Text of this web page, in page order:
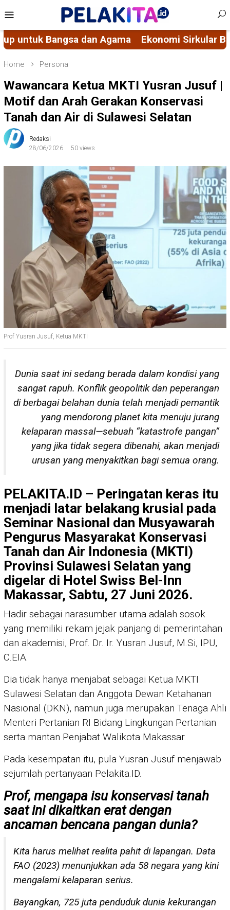
to
content
Menu
Ekonomi Sirkular Berbasis Nilai Spiritual,
Home Persona
Wawancara Ketua MKTI Yusran Jusuf |
Motif dan Arah Gerakan Konservasi
Tanah dan Air di Sulawesi Selatan
Redaksi
28/06/2026
50 views
Prof Yusran Jusuf, Ketua MKTI
Dunia saat ini sedang berada dalam kondisi yang
sangat rapuh. Konflik geopolitik dan peperangan
di berbagai belahan dunia telah menjadi pemantik
yang mendorong planet kita menuju jurang
kelaparan massal—sebuah “katastrofe pangan”
yang jika tidak segera dibenahi, akan menjadi
urusan yang menyakitkan bagi semua orang.
PELAKITA.ID – Peringatan keras itu
menjadi latar belakang krusial pada
Seminar Nasional dan Musyawarah
Pengurus Masyarakat Konservasi
Tanah dan Air Indonesia (MKTI)
Provinsi Sulawesi Selatan yang
digelar di Hotel Swiss Bel-Inn
Makassar, Sabtu, 27 Juni 2026.
Hadir sebagai narasumber utama adalah sosok
yang memiliki rekam jejak panjang di pemerintahan
dan akademisi, Prof. Dr. Ir. Yusran Jusuf, M.Si, IPU,
C.EIA.
Dia tidak hanya menjabat sebagai Ketua MKTI
Sulawesi Selatan dan Anggota Dewan Ketahanan
Nasional (DKN), namun juga merupakan Tenaga Ahli
Menteri Pertanian RI Bidang Lingkungan Pertanian
serta mantan Penjabat Walikota Makassar.
Pada kesempatan itu, pula Yusran Jusuf menjawab
sejumlah pertanyaan Pelakita.ID.
Prof, mengapa isu konservasi tanah
saat ini dikaitkan erat dengan
ancaman bencana pangan dunia?
Kita harus melihat realita pahit di lapangan. Data
FAO (2023) menunjukkan ada 58 negara yang kini
mengalami kelaparan serius.
Bayangkan, 725 juta penduduk dunia kekurangan